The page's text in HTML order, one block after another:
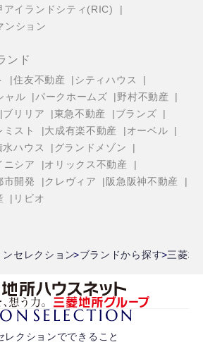
アイランドシティ(RIC)
ンション
ンド
住友不動産
シティハウス
ャル
パークホームズ
野村不動産
ブリリア 東急不動産
ブランズ
ミスト 大成有楽不動産
オーベル
水ハウス
グランドメゾン
ニシア
オリックス不動産
市開発 クレヴィア
阪急阪神不動産
リビオ
セレクション ブランドから探す 三菱地
レクションでできること